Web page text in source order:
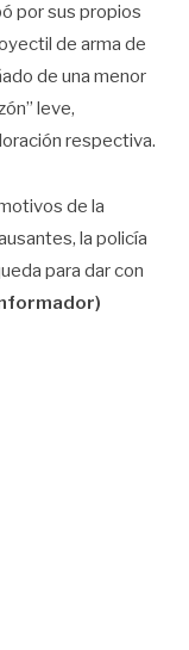
por sus propios
de arma de
de una menor
leve,
respectiva.
de la
la policía
para dar con